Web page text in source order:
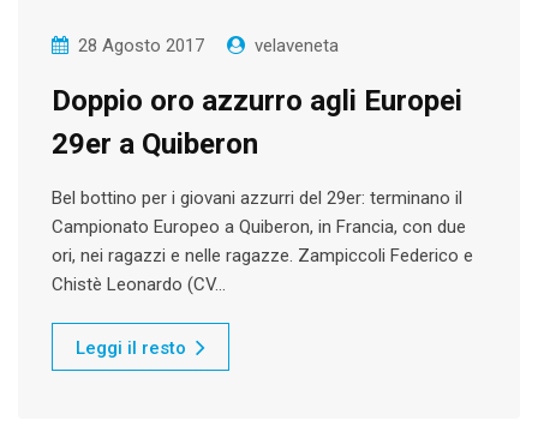
28 Agosto 2017 velaveneta
Doppio oro azzurro agli Europei
29er a Quiberon
Bel bottino per i giovani azzurri del 29er: terminano il
Campionato Europeo a Quiberon, in Francia, con due
ori, nei ragazzi e nelle ragazze. Zampiccoli Federico e
Chistè Leonardo (CV…
Leggi il resto